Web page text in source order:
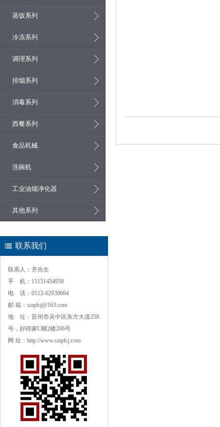
蒸饭系列
冷冻系列
调理系列
排烟系列
消毒系列
西餐系列
食品机械
洗碗机
工业油烟净化器
其他系列
联系我们
联系人：齐先生
手 机：15151454958
电 话：0512-62930664
邮 箱：szqdcj@163.com
地 址：苏州市吴中区东方大道258
号，好得家C幢2楼206号
网 址：http://www.szqdcj.com